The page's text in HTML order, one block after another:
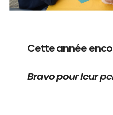
Cette année
Bravo pour leur